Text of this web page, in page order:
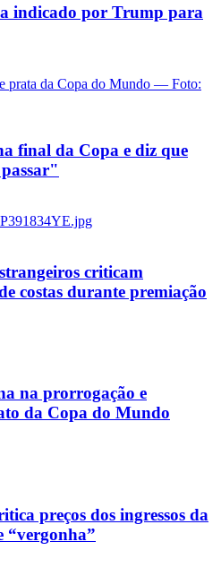
indicado por Trump para
final da Copa e diz que
criticam
costas durante premiação
na prorrogação e
da Copa do Mundo
preços dos ingressos da
“vergonha”